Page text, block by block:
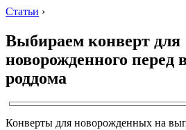
Статьи ›
Выбираем конверт для
новорожденного перед
роддома
Конверты для новорожденных на